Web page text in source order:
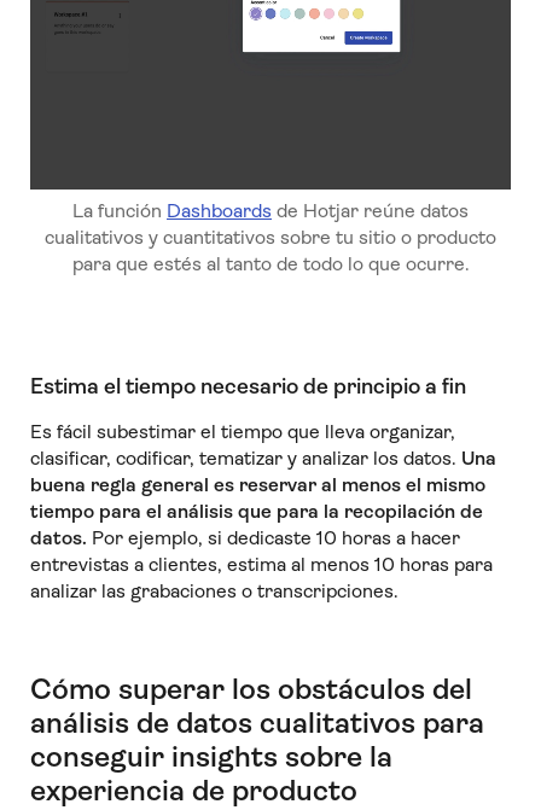
La función Dashboards de Hotjar reúne datos
cualitativos y cuantitativos sobre tu sitio o producto
para que estés al tanto de todo lo que ocurre.
Estima el tiempo necesario de principio a fin
Es fácil subestimar el tiempo que lleva organizar,
clasificar, codificar, tematizar y analizar los datos. Una
buena regla general es reservar al menos el mismo
tiempo para el análisis que para la recopilación de
datos. Por ejemplo, si dedicaste 10 horas a hacer
entrevistas a clientes, estima al menos 10 horas para
analizar las grabaciones o transcripciones.
Cómo superar los obstáculos del
análisis de datos cualitativos para
conseguir insights sobre la
experiencia de producto